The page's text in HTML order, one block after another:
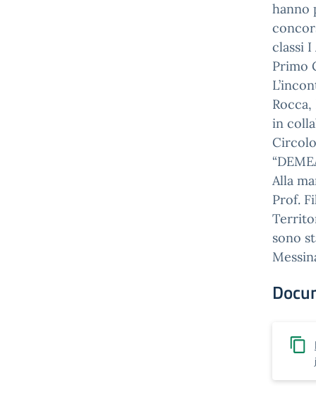
hanno
classi I
Primo
in
Alla
Prof.
sono